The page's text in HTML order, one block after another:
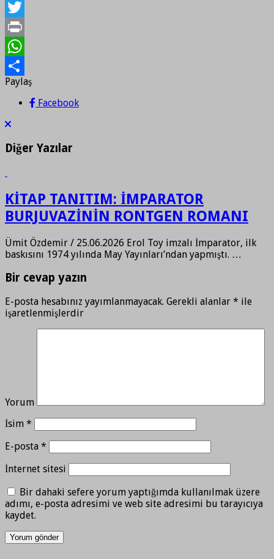
Facebook
Twitter
Print
WhatsApp
Paylaş
Paylaş
Facebook
Diğer Yazılar
KİTAP TANITIM: İMPARATOR
BURJUVAZİNİN RONTGEN ROMANI
Ümit Özdemir / 25.06.2026 Erol Toy imzalı İmparator, ilk
baskısını 1974 yılında May Yayınları’ndan yapmıştı. …
Bir cevap yazın
E-posta hesabınız yayımlanmayacak. Gerekli alanlar * ile
işaretlenmişlerdir
Yorum
İsim *
E-posta *
İnternet sitesi
Bir dahaki sefere yorum yaptığımda kullanılmak üzere
adımı, e-posta adresimi ve web site adresimi bu tarayıcıya
kaydet.